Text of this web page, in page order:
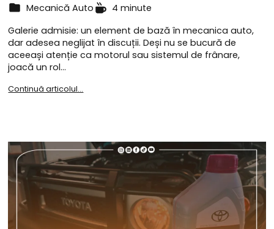
Mecanică Auto
4 minute
Galerie admisie: un element de bază în mecanica auto,
dar adesea neglijat în discuții. Deși nu se bucură de
aceeași atenție ca motorul sau sistemul de frânare,
joacă un rol…
Continuă articolul...